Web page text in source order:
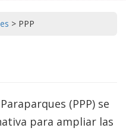
> PPP
(PPP) se
para ampliar las